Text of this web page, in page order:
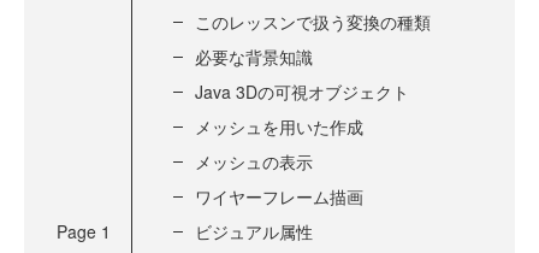
Page 1
このレッスンで扱う変換の種類
必要な背景知識
Java 3Dの可視オブジェクト
メッシュを用いた作成
メッシュの表示
ワイヤーフレーム描画
ビジュアル属性